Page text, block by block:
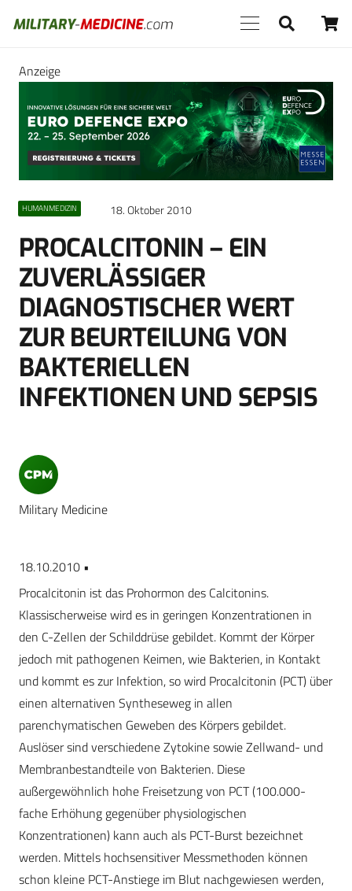
Anzeige
HUMANMEDIZIN 18. Oktober 2010
PROCALCITONIN – EIN
ZUVERLÄSSIGER
DIAGNOSTISCHER WERT
ZUR BEURTEILUNG VON
BAKTERIELLEN
INFEKTIONEN UND SEPSIS
Military Medicine
18.10.2010 •
Procalcitonin ist das Prohormon des Calcitonins.
Klassischerweise wird es in geringen Konzentrationen in
den C-Zellen der Schilddrüse gebildet. Kommt der Körper
jedoch mit pathogenen Keimen, wie Bakterien, in Kontakt
und kommt es zur Infektion, so wird Procalcitonin (PCT) über
einen alternativen Syntheseweg in allen
parenchymatischen Geweben des Körpers gebildet.
Auslöser sind verschiedene Zytokine sowie Zellwand- und
Membranbestandteile von Bakterien. Diese
außergewöhnlich hohe Freisetzung von PCT (100.000-
fache Erhöhung gegenüber physiologischen
Konzentrationen) kann auch als PCT-Burst bezeichnet
werden. Mittels hochsensitiver Messmethoden können
schon kleine PCT-Anstiege im Blut nachgewiesen werden,